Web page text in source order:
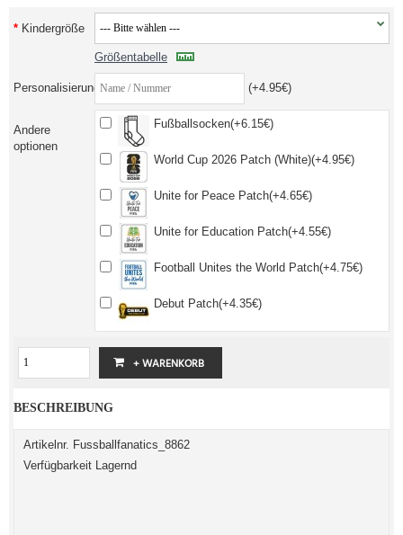
Kindergröße
Größentabelle
Personalisierung (+4.95€)
Andere
optionen
Fußballsocken(+6.15€)
World Cup 2026 Patch (White)(+4.95€)
Unite for Peace Patch(+4.65€)
Unite for Education Patch(+4.55€)
Football Unites the World Patch(+4.75€)
Debut Patch(+4.35€)
BESCHREIBUNG
Artikelnr. Fussballfanatics_8862
Verfügbarkeit Lagernd